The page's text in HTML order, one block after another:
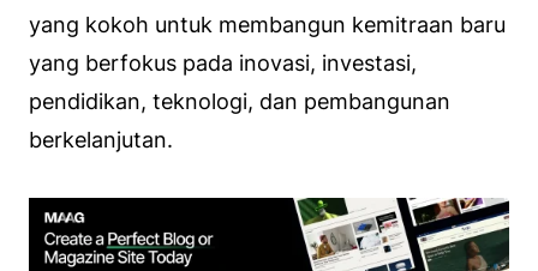
yang kokoh untuk membangun kemitraan baru
yang berfokus pada inovasi, investasi,
pendidikan, teknologi, dan pembangunan
berkelanjutan.